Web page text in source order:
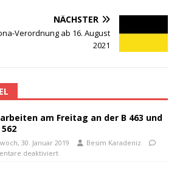
NÄCHSTER
Verordnung ab 16. August
2021
am Freitag an der B 463 und
30. Januar 2019
Besim Karadeniz
deaktiviert